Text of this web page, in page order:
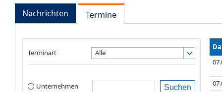
Nachrichten Termine
Terminart Alle
Unternehmen Suchen